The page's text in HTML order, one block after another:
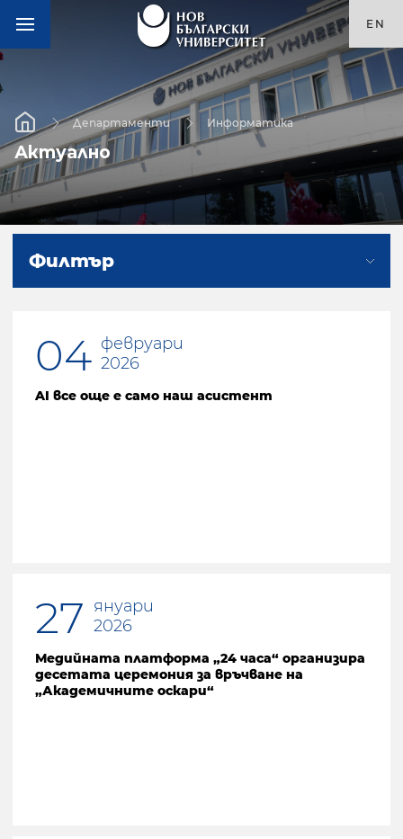
EN
Департаменти Информатика
Актуално
Филтър
04 февруари
2026
AI все още е само наш асистент
27 януари
2026
Медийната платформа „24 часа“ организира
десетата церемония за връчване на
„Академичните оскари“